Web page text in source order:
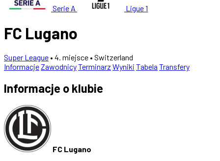
Serie A Ligue 1
FC Lugano
Super League • 4. miejsce • Switzerland
InformacjeZawodnicyTerminarz Wyniki Tabela Transfery
Informacje o klubie
FC Lugano